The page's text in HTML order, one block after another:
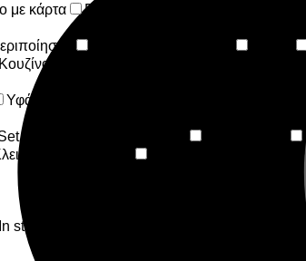
με κάρτα
Παιδί
Κουζίνα
Υφάσματα
καταγραφικού & καμερών
ασφαλείας
Συστήματα συναγερμών
In stock only